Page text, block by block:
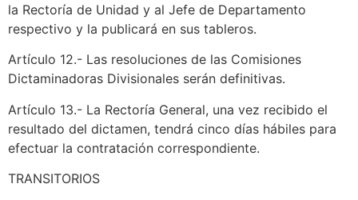
la Rectoría de Unidad y al Jefe de Departamento
respectivo y la publicará en sus tableros.
Artículo 12.- Las resoluciones de las Comisiones
Dictaminadoras Divisionales serán definitivas.
Artículo 13.- La Rectoría General, una vez recibido el
resultado del dictamen, tendrá cinco días hábiles para
efectuar la contratación correspondiente.
TRANSITORIOS